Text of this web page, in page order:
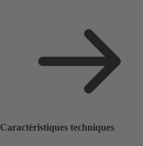
Caractéristiques techniques